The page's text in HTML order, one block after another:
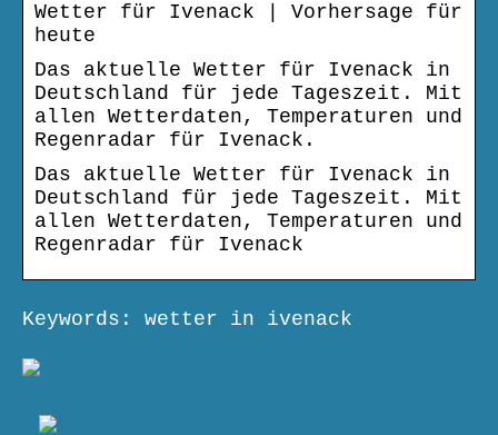
Wetter für Ivenack | Vorhersage für
heute
Das aktuelle Wetter für Ivenack in
Deutschland für jede Tageszeit. Mit
allen Wetterdaten, Temperaturen und
Regenradar für Ivenack.
Das aktuelle Wetter für Ivenack in
Deutschland für jede Tageszeit. Mit
allen Wetterdaten, Temperaturen und
Regenradar für Ivenack
Keywords: wetter in ivenack